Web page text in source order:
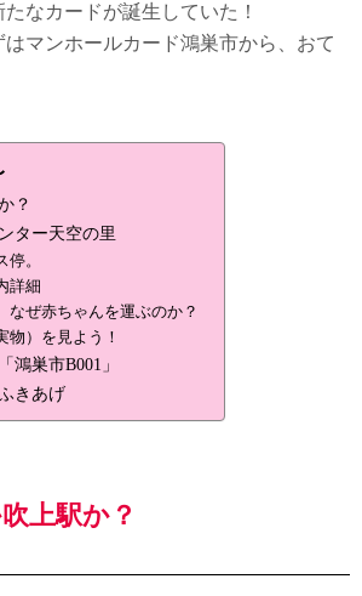
たなカードが誕生していた！
マンホールカード鴻巣市から、おて
？
ター天空の里
停。
詳細
なぜ赤ちゃんを運ぶのか？
物）を見よう！
鴻巣市B001」
きあげ
上駅か？